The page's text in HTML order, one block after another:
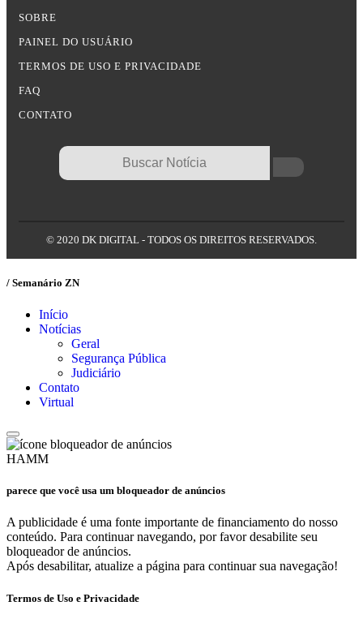
SOBRE
PAINEL DO USUÁRIO
TERMOS DE USO E PRIVACIDADE
FAQ
CONTATO
© 2020 DK DIGITAL - TODOS OS DIREITOS RESERVADOS.
/ Semanário ZN
Início
Notícias
Geral
Segurança Pública
Judiciário
Contato
Virtual
HAMM
parece que você usa um bloqueador de anúncios
A publicidade é uma fonte importante de financiamento do nosso
conteúdo. Para continuar navegando, por favor desabilite seu
bloqueador de anúncios.
Após desabilitar, atualize a página para continuar sua navegação!
Termos de Uso e Privacidade